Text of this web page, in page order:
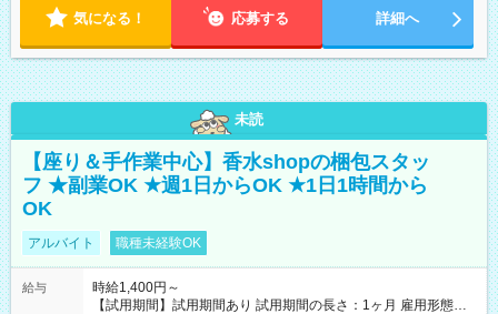
気になる！ 応募する 詳細へ
未読
【座り＆手作業中心】香水shopの梱包スタッ
フ ★副業OK ★週1日からOK ★1日1時間から
OK
アルバイト 職種未経験OK
給与
時給1,400円～
【試用期間】試用期間あり 試用期間の長さ：1ヶ月 雇用形態、